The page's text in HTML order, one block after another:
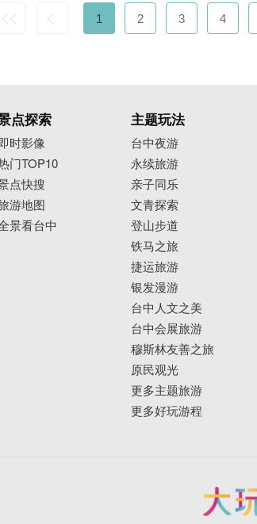
1 2 3 4
点探索
时影像
门TOP10
点快搜
游地图
景看台中
主题玩法
台中夜游
永续旅游
亲子同乐
文青探索
登山步道
铁马之旅
捷运旅游
银发漫游
台中人文之美
台中会展旅游
穆斯林友善之旅
原民观光
更多主题旅游
更多好玩游程